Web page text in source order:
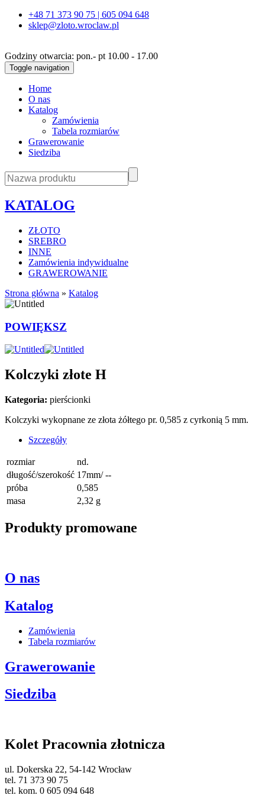
+48 71 373 90 75 | 605 094 648
sklep@zloto.wroclaw.pl
Godziny otwarcia: pon.- pt 10.00 - 17.00
Toggle navigation
Home
O nas
Katalog
Zamówienia
Tabela rozmiarów
Grawerowanie
Siedziba
KATALOG
ZŁOTO
SREBRO
INNE
Zamówienia indywidualne
GRAWEROWANIE
Strona główna » Katalog
POWIĘKSZ
Kolczyki złote H
Kategoria: pierścionki
Kolczyki wykopnane ze złota żółtego pr. 0,585 z cyrkonią 5 mm.
Szczegóły
rozmiar
nd.
długość/szerokość 17mm/ --
próba
0,585
masa
2,32 g
Produkty promowane
O nas
Katalog
Zamówienia
Tabela rozmiarów
Grawerowanie
Siedziba
Kolet Pracownia złotnicza
ul. Dokerska 22, 54-142 Wrocław
tel. 71 373 90 75
tel. kom. 0 605 094 648